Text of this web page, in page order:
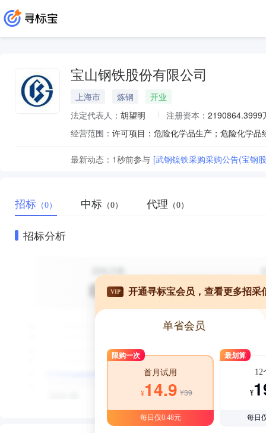
宝山钢铁股份有限公司
上海市 炼钢
开业
法定代表人： 胡望明 注册资本： 2190864.3999
经营范围：
最新动态： 1秒前参与 [武钢镍铁采购采购公告(宝钢
招标 （0） 中标 （0） 代理 （0）
招标分析
VIP 开通寻标宝会员，查看更多招采
单省会员
限购一次
首月试用
¥14.9 ¥39
每日仅0.48元
最划算
12
¥
每日